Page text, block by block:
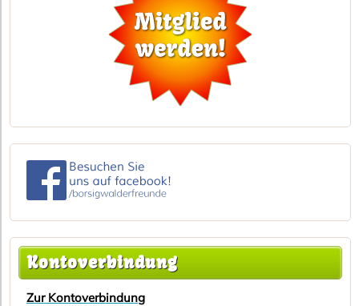
Kontoverbindung
Zur Kontoverbindung